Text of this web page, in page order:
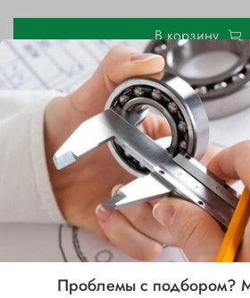
В избранное Добавить в
В корзину
Купить в 1 клик
Характеристики
Проблемы с подбором?